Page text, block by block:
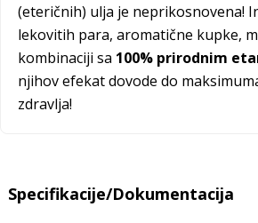
(eteričnih) ulja je neprikosnovena!
lekovitih para, aromatične kupke,
kombinaciji sa 100% prirodnim
njihov efekat dovode do
zdravlja!
Specifikacije/Dokumentacija